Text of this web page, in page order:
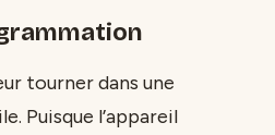
tourner dans une
Puisque l’appareil